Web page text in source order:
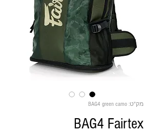
מק"ט: BAG4 green camo
BAG4 Fairtex